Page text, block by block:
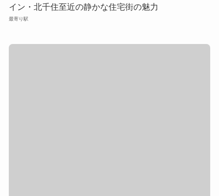
イン・北千住至近の静かな住宅街の魅力
最寄り駅